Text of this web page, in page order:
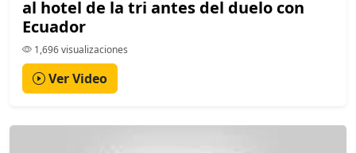
al hotel de la tri antes del duelo con
Ecuador
1,696 visualizaciones
Ver Video